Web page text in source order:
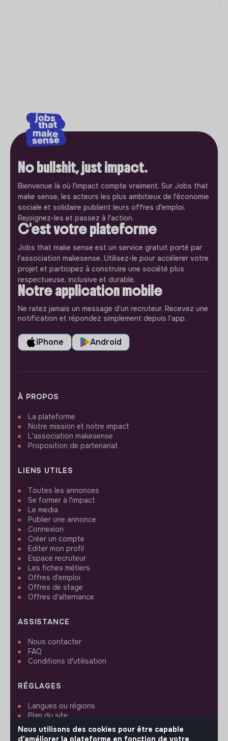
No bullshit, just impact.
Bienvenue là où l'impact compte vraiment. Sur Jobs that
make sense, les acteurs les plus ambitieux de l'économie
sociale et solidaire publient leurs offres d'emploi.
Rejoignez-les et passez à l'action.
C'est votre plateforme
Jobs that make sense est un service gratuit porté par
l'association makesense. Utilisez-le pour accélerer votre
projet et participez à construire une société plus
respectueuse, inclusive et durable.
Notre application mobile
Ne ratez jamais un message d’un recruteur. Recevez une
notification et répondez simplement depuis l’app.
iPhone Android
À PROPOS
La plateforme
Notre mission et notre impact
L'association makesense
Proposition de partenariat
LIENS UTILES
Toutes les annonces
Se former à l'impact
Le media
Publier une annonce
Connexion
Créer un compte
Editer mon profil
Espace recruteur
Les fiches métiers
Offres d'emploi
Offres de stage
Offres d'alternance
ASSISTANCE
Nous contacter
FAQ
Conditions d'utilisation
RÉGLAGES
Langues ou régions
Plan du site
Paramètres des cookies
Nous utilisons des cookies pour être capable
d'améliorer la plateforme en fonction de votre